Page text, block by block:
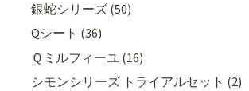
銀蛇シリーズ (50)
Qシート (36)
Ｑミルフィーユ (16)
シモンシリーズ トライアルセット (2)